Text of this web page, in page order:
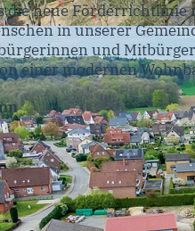
die neue
in unserer
und
einer modernen